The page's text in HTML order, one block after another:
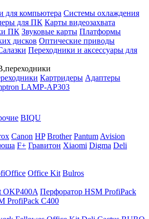
для компьютера Системы охлаждения
для ПК Карты видеозахвата
ПК Звуковые карты Платформы
дисков Оптические приводы
Переходники и аксессуары для
Картридеры Адаптеры
LAMP-AP303
BIQU
Canon HP Brother Pantum Avision
F+ Гравитон Xiaomi Digma Deli
Office Kit Bulros
OKP400A Перфоратор HSM ProfiPack
ProfiPack C400